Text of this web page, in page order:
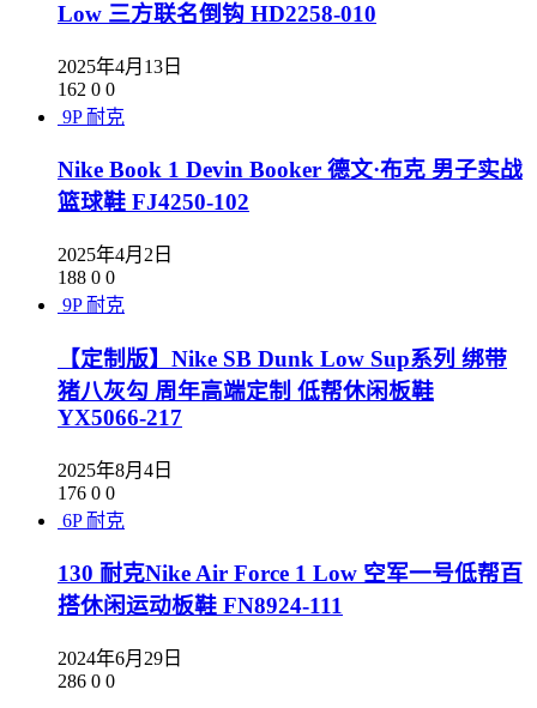
Low 三方联名倒钩 HD2258-010
2025年4月13日
162 0 0
9P 耐克
Nike Book 1 Devin Booker 德文·布克 男子实战
篮球鞋 FJ4250-102
2025年4月2日
188 0 0
9P 耐克
【定制版】Nike SB Dunk Low Sup系列 绑带
猪八灰勾 周年高端定制 低帮休闲板鞋
YX5066-217
2025年8月4日
176 0 0
6P 耐克
130 耐克Nike Air Force 1 Low 空军一号低帮百
搭休闲运动板鞋 FN8924-111
2024年6月29日
286 0 0